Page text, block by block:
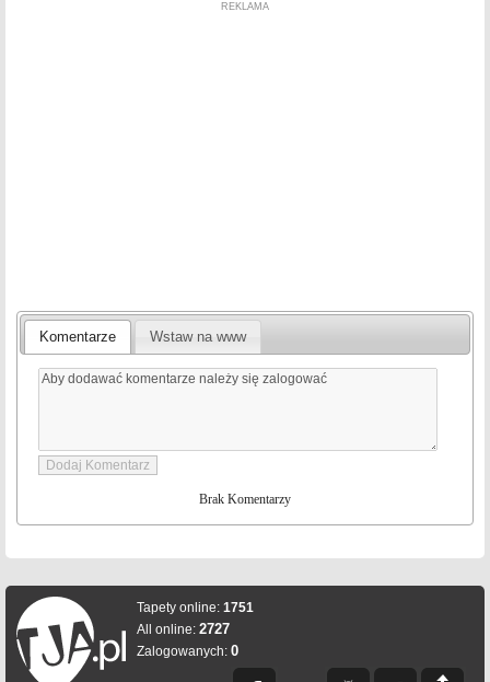
REKLAMA
Komentarze Wstaw na www
Brak Komentarzy
Tapety online: 1751
All online: 2727
Zalogowanych: 0